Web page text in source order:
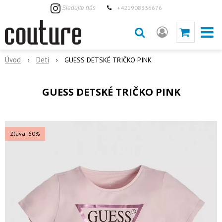
Sledujte nás +421908336676
Úvod Deti GUESS DETSKÉ TRIČKO PINK
GUESS DETSKÉ TRIČKO PINK
Zľava -60%